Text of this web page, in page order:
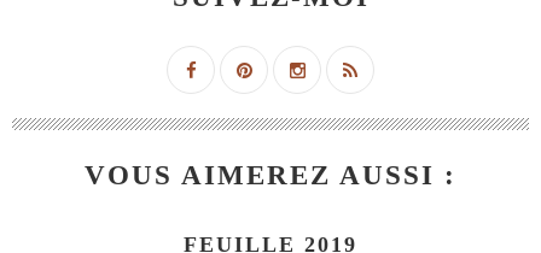
VOUS AIMEREZ AUSSI :
FEUILLE 2019